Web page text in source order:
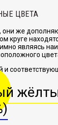
ЦВЕТА
же
круге
являясь